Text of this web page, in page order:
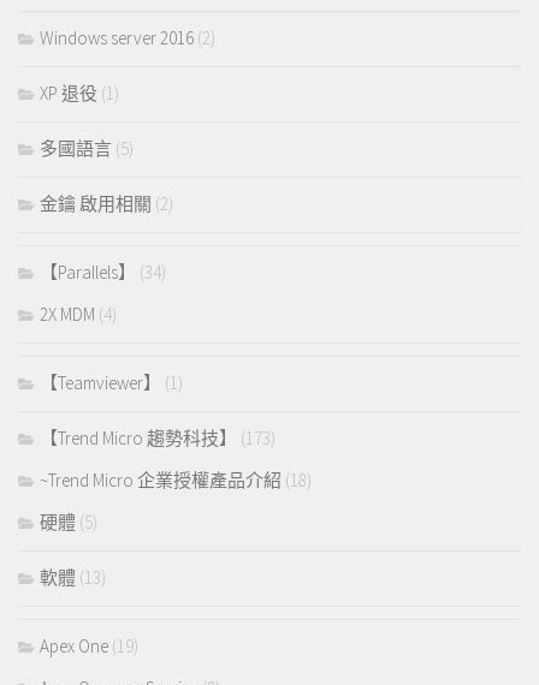
Windows server 2016 (2)
XP 退役 (1)
多國語言 (5)
金鑰 啟用相關 (2)
【Parallels】
(34)
2X MDM (4)
【Teamviewer】 (1)
【Trend Micro 趨勢科技】
(173)
~Trend Micro 企業授權產品介紹 (18)
硬體 (5)
軟體 (13)
Apex One (19)